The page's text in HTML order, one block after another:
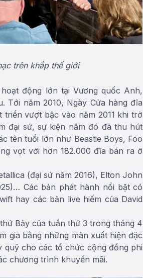
trên khắp thế giới
động lớn tại Vương quốc Anh,
Tới năm 2010, Ngày Cửa hàng đĩa
vượt bậc vào năm 2011 khi trở
đại sứ, sự kiện năm đó đã thu hút
tên tuổi lớn như Beastie Boys, Foo
vọt với hơn 182.000 đĩa bán ra ở
(đại sứ năm 2016), Elton John
Các bản phát hành nổi bật có
hay các bản live hiếm của David
Bảy của tuần thứ 3 trong tháng 4
gia bằng những màn xuất hiện đặc
quỹ cho các tổ chức cộng đồng phi
chương trình khuyến mãi.